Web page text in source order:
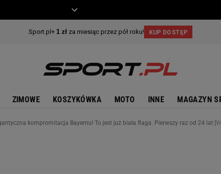
ZIMOWE KOSZYKÓWKA MOTO INNE MAGAZYN
kompromitacja Bayernu! To jest już biała flaga. Pierwszy raz od 24 lat